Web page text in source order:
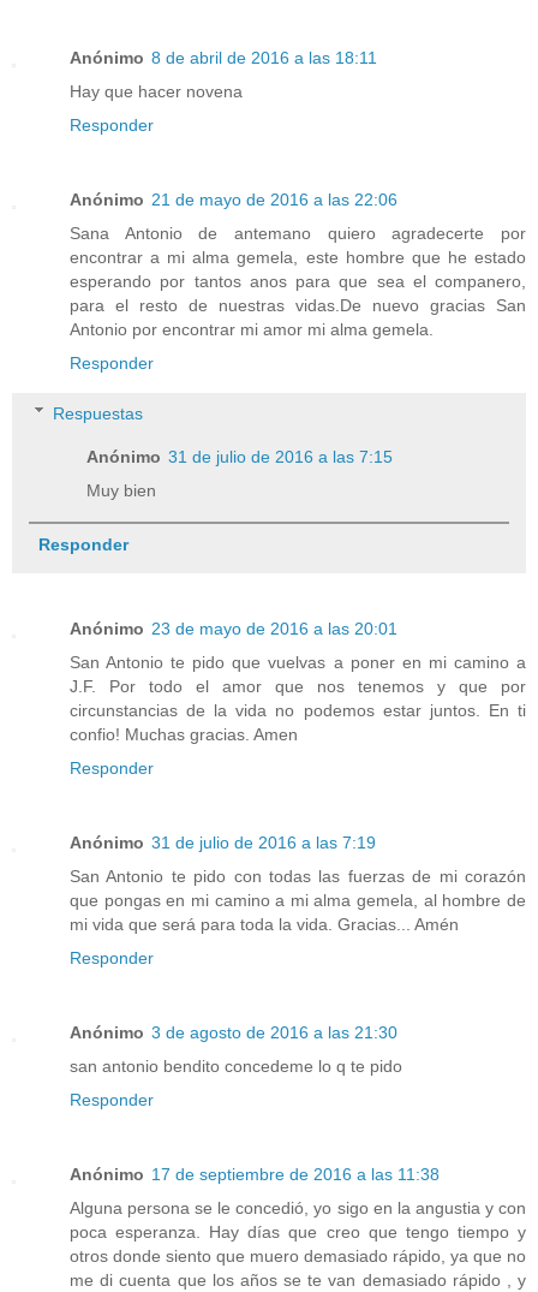
Anónimo 8 de abril de 2016 a las 18:11
Hay que hacer novena
Responder
Anónimo 21 de mayo de 2016 a las 22:06
Sana Antonio de antemano quiero agradecerte por
encontrar a mi alma gemela, este hombre que he estado
esperando por tantos anos para que sea el companero,
para el resto de nuestras vidas.De nuevo gracias San
Antonio por encontrar mi amor mi alma gemela.
Responder
Respuestas
Anónimo 31 de julio de 2016 a las 7:15
Muy bien
Responder
Anónimo 23 de mayo de 2016 a las 20:01
San Antonio te pido que vuelvas a poner en mi camino a
J.F. Por todo el amor que nos tenemos y que por
circunstancias de la vida no podemos estar juntos. En ti
confio! Muchas gracias. Amen
Responder
Anónimo 31 de julio de 2016 a las 7:19
San Antonio te pido con todas las fuerzas de mi corazón
que pongas en mi camino a mi alma gemela, al hombre de
mi vida que será para toda la vida. Gracias... Amén
Responder
Anónimo 3 de agosto de 2016 a las 21:30
san antonio bendito concedeme lo q te pido
Responder
Anónimo 17 de septiembre de 2016 a las 11:38
Alguna persona se le concedió, yo sigo en la angustia y con
poca esperanza. Hay días que creo que tengo tiempo y
otros donde siento que muero demasiado rápido, ya que no
me di cuenta que los años se te van demasiado rápido , y